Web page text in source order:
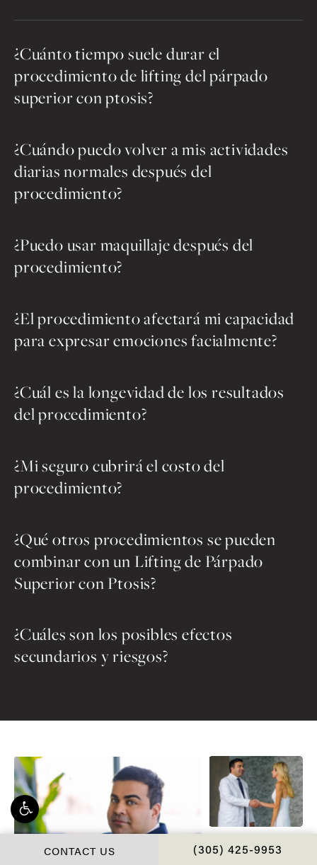
¿Cuánto tiempo suele durar el
procedimiento de lifting del párpado
superior con ptosis?
¿Cuándo puedo volver a mis actividades
diarias normales después del
procedimiento?
¿Puedo usar maquillaje después del
procedimiento?
¿El procedimiento afectará mi capacidad
para expresar emociones facialmente?
¿Cuál es la longevidad de los resultados
del procedimiento?
¿Mi seguro cubrirá el costo del
procedimiento?
¿Qué otros procedimientos se pueden
combinar con un Lifting de Párpado
Superior con Ptosis?
¿Cuáles son los posibles efectos
secundarios y riesgos?
CONTACT US CALL CHOPRA
(305) 425-9953